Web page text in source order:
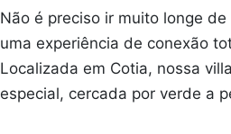
Não é preciso ir muito longe
uma experiência de conexão
Localizada em Cotia, nossa
especial, cercada por verde a